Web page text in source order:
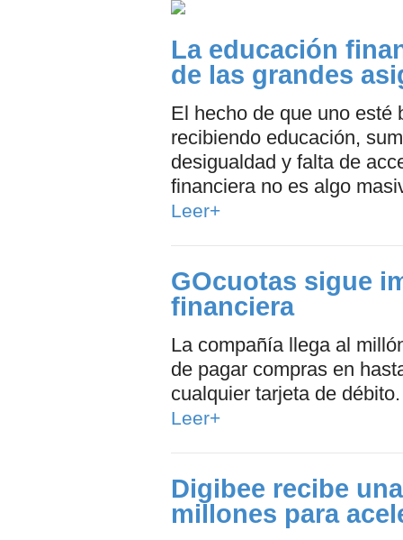
La educación
de las grandes
El hecho de que uno esté
recibiendo educación,
desigualdad y falta de
financiera no es algo
Leer+
GOcuotas sigue
financiera
La compañía llega al
de pagar compras en
cualquier tarjeta de débito.
Leer+
Digibee recibe
millones para